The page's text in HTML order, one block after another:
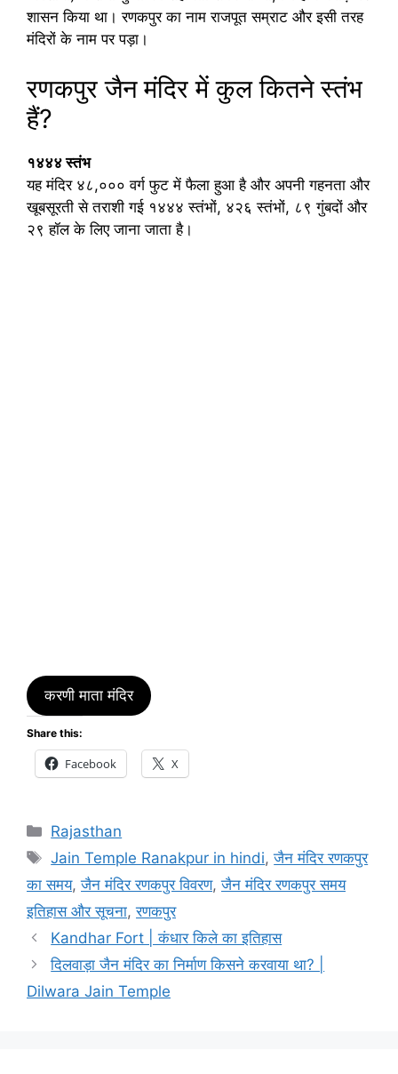
शासन किया था। रणकपुर का नाम राजपूत सम्राट और इसी तरह
मंदिरों के नाम पर पड़ा।
रणकपुर जैन मंदिर में कुल कितने स्तंभ
हैं?
१४४४ स्तंभ
यह मंदिर ४८,००० वर्ग फुट में फैला हुआ है और अपनी गहनता और
खूबसूरती से तराशी गई १४४४ स्तंभों, ४२६ स्तंभों, ८९ गुंबदों और
२९ हॉल के लिए जाना जाता है।
करणी माता मंदिर
Share this:
Facebook X
Categories
Rajasthan
Tags
Jain Temple Ranakpur in hindi,जैन मंदिर रणकपुर
का समय,जैन मंदिर रणकपुर विवरण,जैन मंदिर रणकपुर समय
इतिहास और सूचना,रणकपुर
Kandhar Fort | कंधार किले का इतिहास
दिलवाड़ा जैन मंदिर का निर्माण किसने करवाया था? |
Dilwara Jain Temple